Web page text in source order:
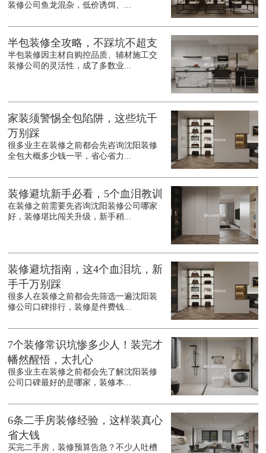
装修公司鱼龙混杂，低价诱饵、...
半包装修全攻略，不踩坑不超支
半包装修因主材自购控品质、辅材施工交
装修公司的灵活性，成了多数业...
家装须警惕全包陷阱，这些坑千
万别踩
很多业主在装修之前都会先咨询沈阳装修
全包大概多少钱一平，省心省力...
装修避坑新手必看，5个血泪教训
在装修之前需要先咨询沈阳装修公司哪家
好，装修堪比闯关升级，新手稍...
装修避坑指南，这4个血泪坑，新
手千万别踩
很多人在装修之前都会先筛选一遍沈阳装
修公司口碑排行，装修是件费钱...
7个装修常识坑惨多少人！装完才
幡然醒悟，太扎心
很多业主在装修之前都会先了解沈阳装修
公司口碑最好的是哪家，装修本...
6条二手房装修经验，这样装真心
省大钱
买完二手房，装修预算告急？不少人吐槽